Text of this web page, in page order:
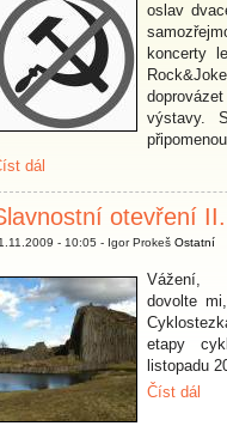
oslav
koncerty
výstavy.
dál
otevření
- 10:05 - Igor Prokeš Ostatní
Vážení,
dovolte
etapy
listopadu
Číst dál